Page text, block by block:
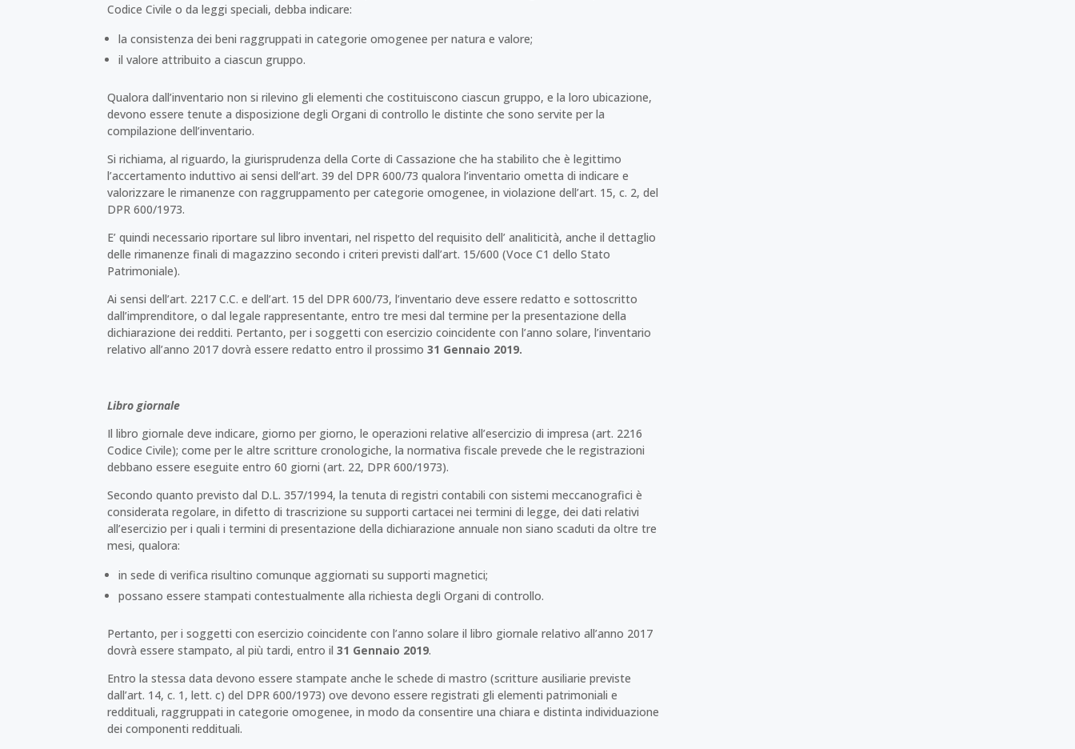
Codice Civile o da leggi speciali, debba indicare:
la consistenza dei beni raggruppati in categorie omogenee per natura e valore;
il valore attribuito a ciascun gruppo.
Qualora dall’inventario non si rilevino gli elementi che costituiscono ciascun gruppo, e la loro ubicazione,
devono essere tenute a disposizione degli Organi di controllo le distinte che sono servite per la
compilazione dell’inventario.
Si richiama, al riguardo, la giurisprudenza della Corte di Cassazione che ha stabilito che è legittimo
l’accertamento induttivo ai sensi dell’art. 39 del DPR 600/73 qualora l’inventario ometta di indicare e
valorizzare le rimanenze con raggruppamento per categorie omogenee, in violazione dell’art. 15, c. 2, del
DPR 600/1973.
E’ quindi necessario riportare sul libro inventari, nel rispetto del requisito dell’ analiticità, anche il dettaglio
delle rimanenze finali di magazzino secondo i criteri previsti dall’art. 15/600 (Voce C1 dello Stato
Patrimoniale).
Ai sensi dell’art. 2217 C.C. e dell’art. 15 del DPR 600/73, l’inventario deve essere redatto e sottoscritto
dall’imprenditore, o dal legale rappresentante, entro tre mesi dal termine per la presentazione della
dichiarazione dei redditi. Pertanto, per i soggetti con esercizio coincidente con l’anno solare, l’inventario
relativo all’anno 2017 dovrà essere redatto entro il prossimo31 Gennaio 2019.
Libro giornale
Il libro giornale deve indicare, giorno per giorno, le operazioni relative all’esercizio di impresa (art. 2216
Codice Civile); come per le altre scritture cronologiche, la normativa fiscale prevede che le registrazioni
debbano essere eseguite entro 60 giorni (art. 22, DPR 600/1973).
Secondo quanto previsto dal D.L. 357/1994, la tenuta di registri contabili con sistemi meccanografici è
considerata regolare, in difetto di trascrizione su supporti cartacei nei termini di legge, dei dati relativi
all’esercizio per i quali i termini di presentazione della dichiarazione annuale non siano scaduti da oltre tre
mesi, qualora:
in sede di verifica risultino comunque aggiornati su supporti magnetici;
possano essere stampati contestualmente alla richiesta degli Organi di controllo.
Pertanto, per i soggetti con esercizio coincidente con l’anno solare il libro giornale relativo all’anno 2017
dovrà essere stampato, al più tardi, entro il31 Gennaio 2019.
Entro la stessa data devono essere stampate anche le schede di mastro (scritture ausiliarie previste
dall’art. 14, c. 1, lett. c) del DPR 600/1973) ove devono essere registrati gli elementi patrimoniali e
reddituali, raggruppati in categorie omogenee, in modo da consentire una chiara e distinta individuazione
dei componenti reddituali.